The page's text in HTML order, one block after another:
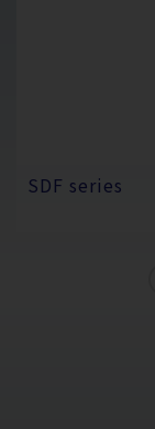
SDF series